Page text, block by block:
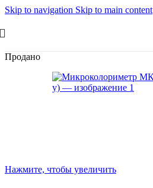
Skip to navigation Skip to main content
Продано
Нажмите, чтобы увеличить